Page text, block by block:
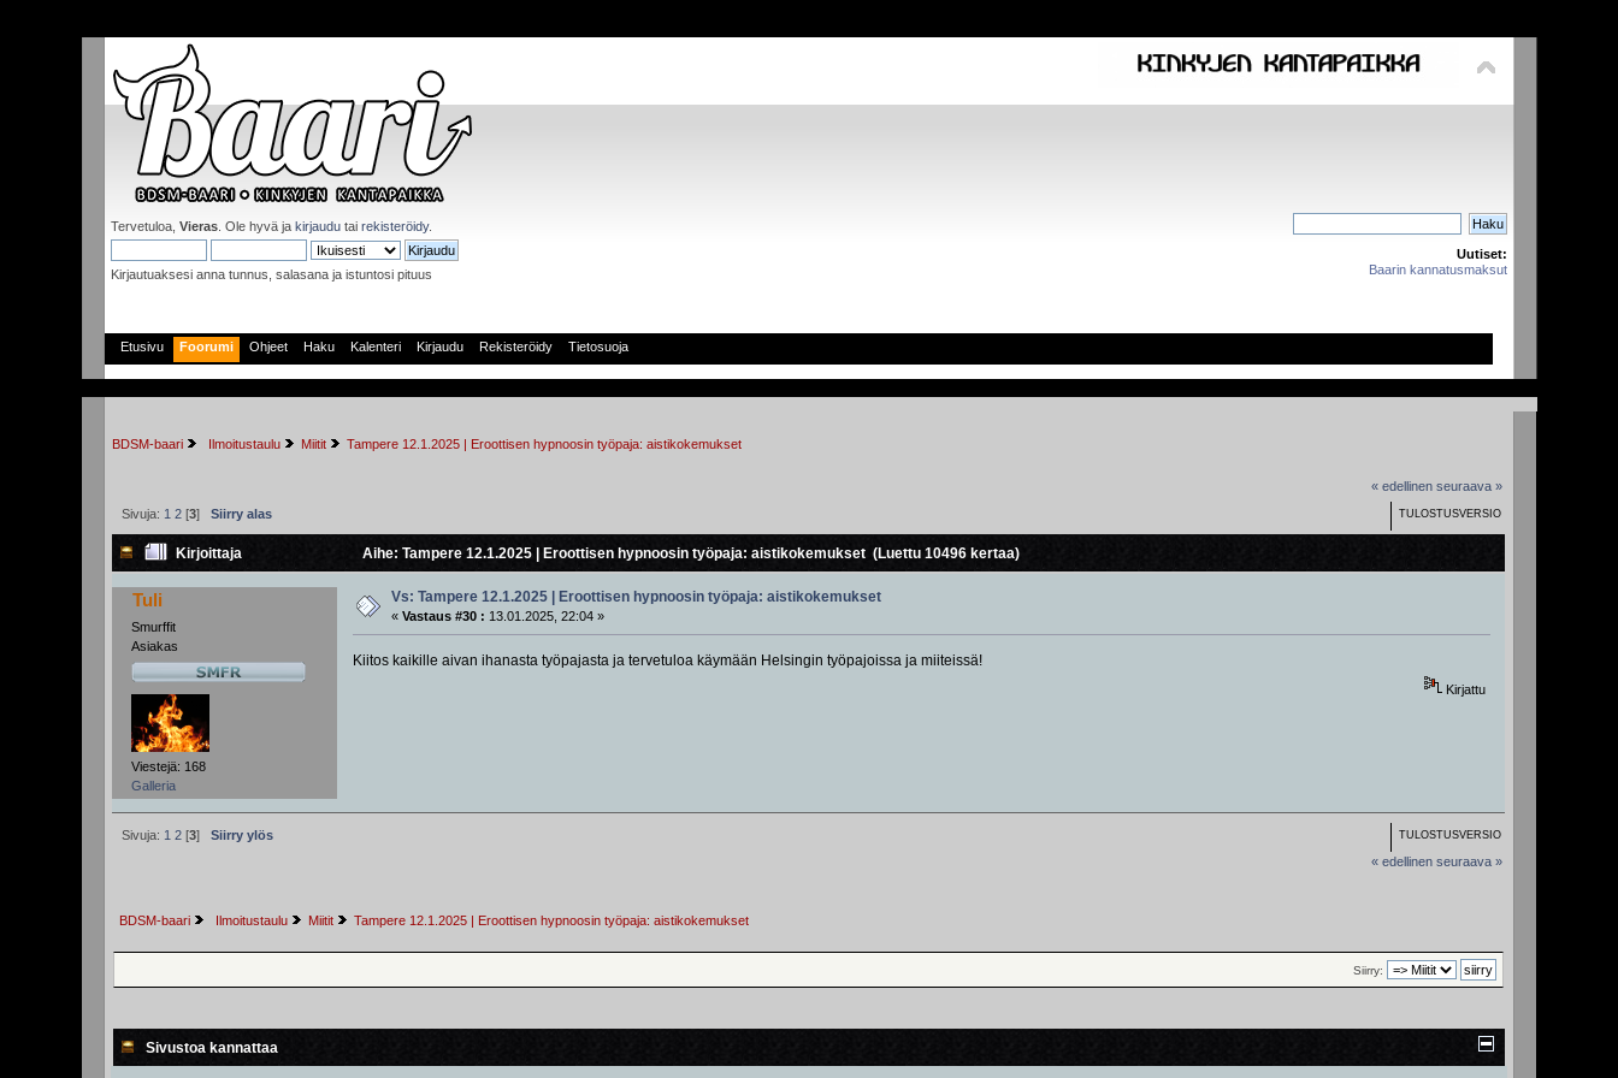
Tervetuloa,Vieras . Ole hyvä jakirjaudu tairekisteröidy.
Kirjautuaksesi anna tunnus, salasana ja istuntosi pituus
Uutiset:
Baarin kannatusmaksut
Etusivu Foorumi Ohjeet Haku Kalenteri Kirjaudu Rekisteröidy Tietosuoja
BDSM-baari Ilmoitustaulu Miitit Tampere 12.1.2025 | Eroottisen hypnoosin työpaja: aistikokemukset
« edellinen seuraava »
TULOSTUSVERSIO
Sivuja: 1 2 [3]Siirry alas
Kirjoittaja Aihe: Tampere 12.1.2025 | Eroottisen hypnoosin työpaja: aistikokemukset (Luettu 10496 kertaa)
Tuli
Smurffit
Asiakas
Viestejä: 168
Galleria
Vs: Tampere 12.1.2025 | Eroottisen hypnoosin työpaja: aistikokemukset
«Vastaus #30 : 13.01.2025, 22:04 »
Kiitos kaikille aivan ihanasta työpajasta ja tervetuloa käymään Helsingin työpajoissa ja miiteissä!
Kirjattu
TULOSTUSVERSIO
Sivuja: 1 2 [3]Siirry ylös
« edellinen seuraava »
BDSM-baari Ilmoitustaulu Miitit Tampere 12.1.2025 | Eroottisen hypnoosin työpaja: aistikokemukset
Siirry:
Sivustoa kannattaa